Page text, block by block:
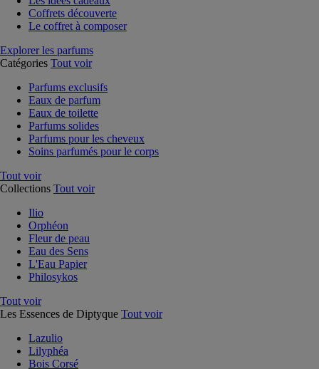
Coffrets découverte
Le coffret à composer
Explorer les parfums
Catégories Tout voir
Parfums exclusifs
Eaux de parfum
Eaux de toilette
Parfums solides
Parfums pour les cheveux
Soins parfumés pour le corps
Tout voir
Collections Tout voir
Ilio
Orphéon
Fleur de peau
Eau des Sens
L'Eau Papier
Philosykos
Tout voir
Les Essences de Diptyque Tout voir
Lazulio
Lilyphéa
Bois Corsé